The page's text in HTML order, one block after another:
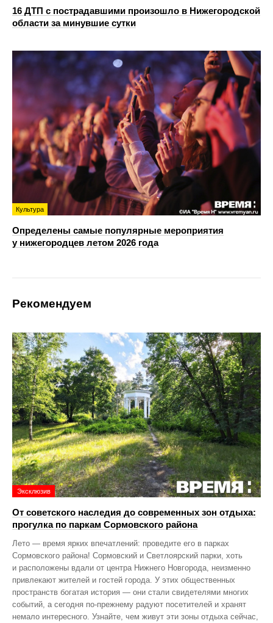
16 ДТП с пострадавшими произошло в Нижегородской
области за минувшие сутки
Культура
Определены самые популярные мероприятия
у нижегородцев летом 2026 года
Рекомендуем
Эксклюзив
От советского наследия до современных зон отдыха:
прогулка по паркам Сормовского района
Лето — время ярких впечатлений: проведите его в парках
Сормовского района! Сормовский и Светлоярский парки, хоть
и расположены вдали от центра Нижнего Новгорода, неизменно
привлекают жителей и гостей города. У этих общественных
пространств богатая история — они стали свидетелями многих
событий, а сегодня по‑прежнему радуют посетителей и хранят
немало интересного. Узнайте, чем живут эти зоны отдыха сейчас,